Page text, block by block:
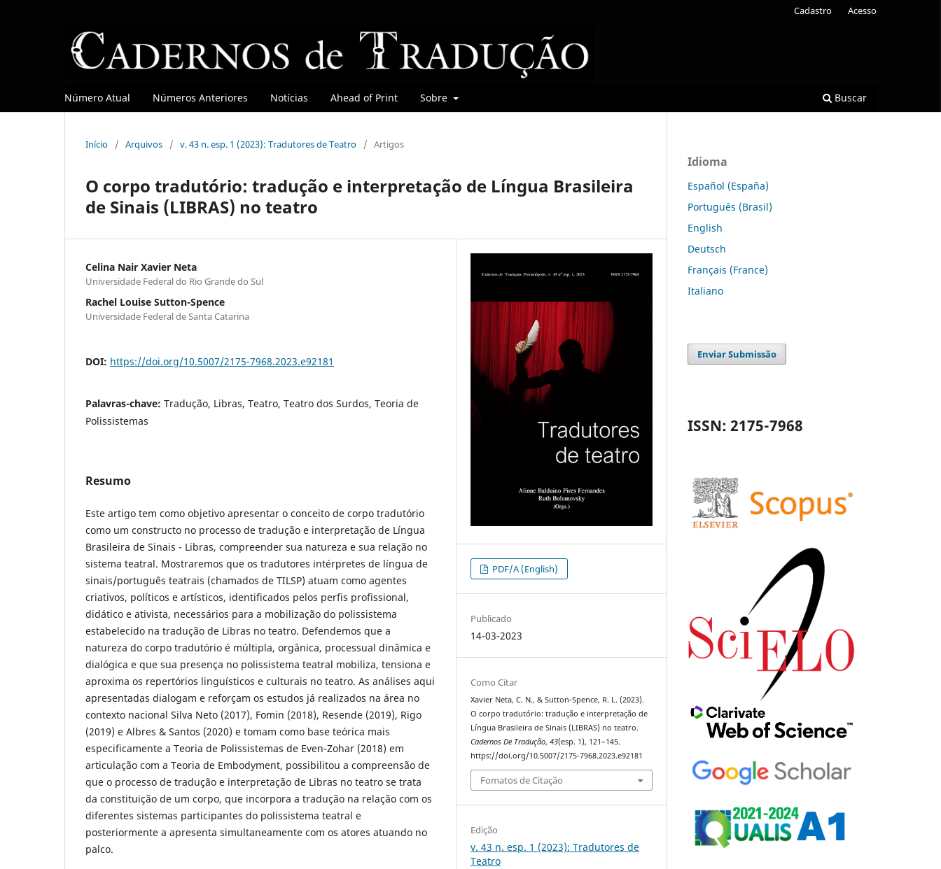
Número Atual Números Anteriores Notícias Ahead of Print Sobre Buscar
Cadastro Acesso
Início / Arquivos / v. 43 n. esp. 1 (2023): Tradutores de Teatro / Artigos
O corpo tradutório: tradução e interpretação de Língua Brasileira
de Sinais (LIBRAS) no teatro
Celina Nair Xavier Neta
Universidade Federal do Rio Grande do Sul
Rachel Louise Sutton-Spence
Universidade Federal de Santa Catarina
DOI: https://doi.org/10.5007/2175-7968.2023.e92181
Palavras-chave: Tradução, Libras, Teatro, Teatro dos Surdos, Teoria de
Polissistemas
Resumo
Este artigo tem como objetivo apresentar o conceito de corpo tradutório
como um constructo no processo de tradução e interpretação de Língua
Brasileira de Sinais - Libras, compreender sua natureza e sua relação no
sistema teatral. Mostraremos que os tradutores intérpretes de língua de
sinais/português teatrais (chamados de TILSP) atuam como agentes
criativos, políticos e artísticos, identificados pelos perfis profissional,
didático e ativista, necessários para a mobilização do polissistema
estabelecido na tradução de Libras no teatro. Defendemos que a
natureza do corpo tradutório é múltipla, orgânica, processual dinâmica e
dialógica e que sua presença no polissistema teatral mobiliza, tensiona e
aproxima os repertórios linguísticos e culturais no teatro. As análises aqui
apresentadas dialogam e reforçam os estudos já realizados na área no
contexto nacional Silva Neto (2017), Fomin (2018), Resende (2019), Rigo
(2019) e Albres & Santos (2020) e tomam como base teórica mais
especificamente a Teoria de Polissistemas de Even-Zohar (2018) em
articulação com a Teoria de Embodyment, possibilitou a compreensão de
que o processo de tradução e interpretação de Libras no teatro se trata
da constituição de um corpo, que incorpora a tradução na relação com os
diferentes sistemas participantes do polissistema teatral e
posteriormente a apresenta simultaneamente com os atores atuando no
palco.
PDF/A (English)
Publicado
14-03-2023
Como Citar
Xavier Neta, C. N., & Sutton-Spence, R. L. (2023).
O corpo tradutório: tradução e interpretação de
Língua Brasileira de Sinais (LIBRAS) no teatro.
Cadernos De Tradução,43(esp. 1), 121–145.
https://doi.org/10.5007/2175-7968.2023.e92181
Fomatos de Citação
Edição
v. 43 n. esp. 1 (2023): Tradutores de
Teatro
Idioma
Español (España)
Português (Brasil)
English
Deutsch
Français (France)
Italiano
Enviar Submissão
ISSN: 2175-7968